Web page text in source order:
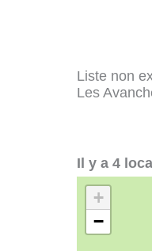
Liste non
Les
Il y a 4
+
−